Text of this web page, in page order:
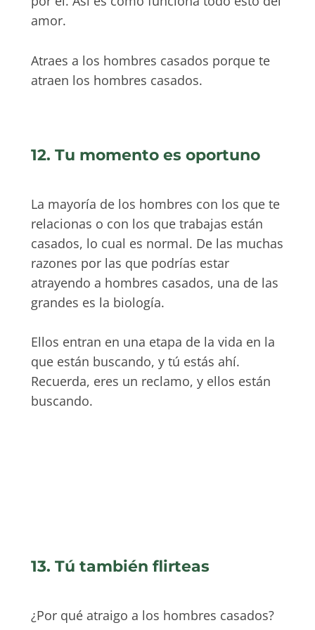
amor.
Atraes a los hombres casados porque te
atraen los hombres casados.
12. Tu momento es oportuno
La mayoría de los hombres con los que te
relacionas o con los que trabajas están
casados, lo cual es normal. De las muchas
razones por las que podrías estar
atrayendo a hombres casados, una de las
grandes es la biología.
Ellos entran en una etapa de la vida en la
que están buscando, y tú estás ahí.
Recuerda, eres un reclamo, y ellos están
buscando.
13. Tú también flirteas
¿Por qué atraigo a los hombres casados?